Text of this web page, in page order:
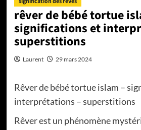
rêver de bébé tortue
significations et
superstitions
Laurent 29 mars 2024
Rêver de bébé tortue islam –
interprétations – superstitions
Rêver est un phénomène